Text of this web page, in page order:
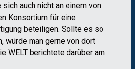
sich auch nicht an einem von
Konsortium für eine
beteiligen. Sollte es so
würde man gerne von dort
WELT berichtete darüber am